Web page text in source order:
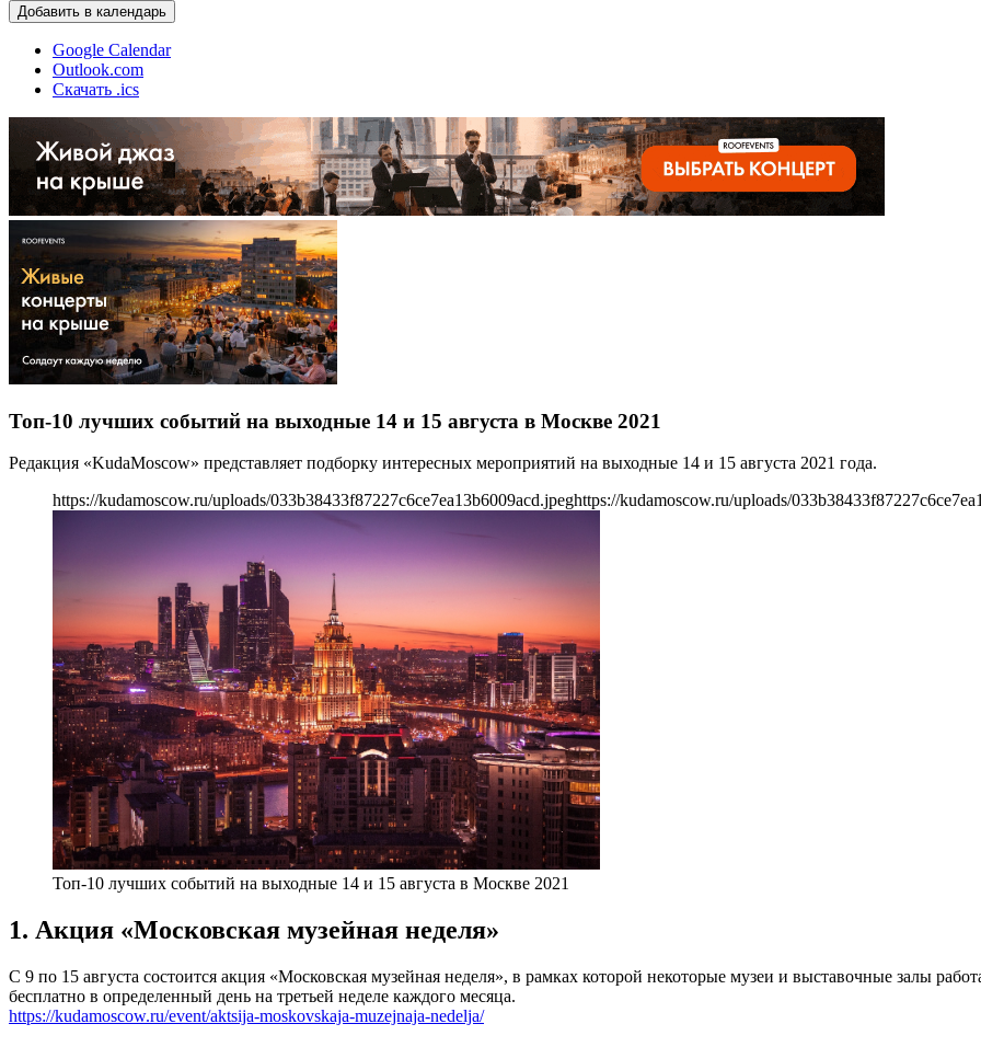
Добавить в календарь
Google Calendar
Outlook.com
Скачать .ics
Топ-10 лучших событий на выходные 14 и 15 августа в Москве 2021
Редакция «KudaMoscow» представляет подборку интересных мероприятий на выходные 14 и 15 августа 2021 года.
https://kudamoscow.ru/uploads/033b38433f87227c6ce7ea13b6009acd.jpeghttps://kudamoscow.ru/uploads/
Топ-10 лучших событий на выходные 14 и 15 августа в Москве 2021
1. Акция «Московская музейная неделя»
С 9 по 15 августа состоится акция «Московская музейная неделя», в рамках которой некоторые музеи и выставочные залы
бесплатно в определенный день на третьей неделе каждого месяца.
https://kudamoscow.ru/event/aktsija-moskovskaja-muzejnaja-nedelja/